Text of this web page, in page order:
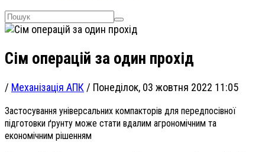
Сім операцій за один прохід
/ Механізація АПК / Понеділок, 03 жовтня 2022 11:05
Застосування універсальних компакторів для передпосівної
підготовки ґрунту може стати вдалим агрономічним та
економічним рішенням